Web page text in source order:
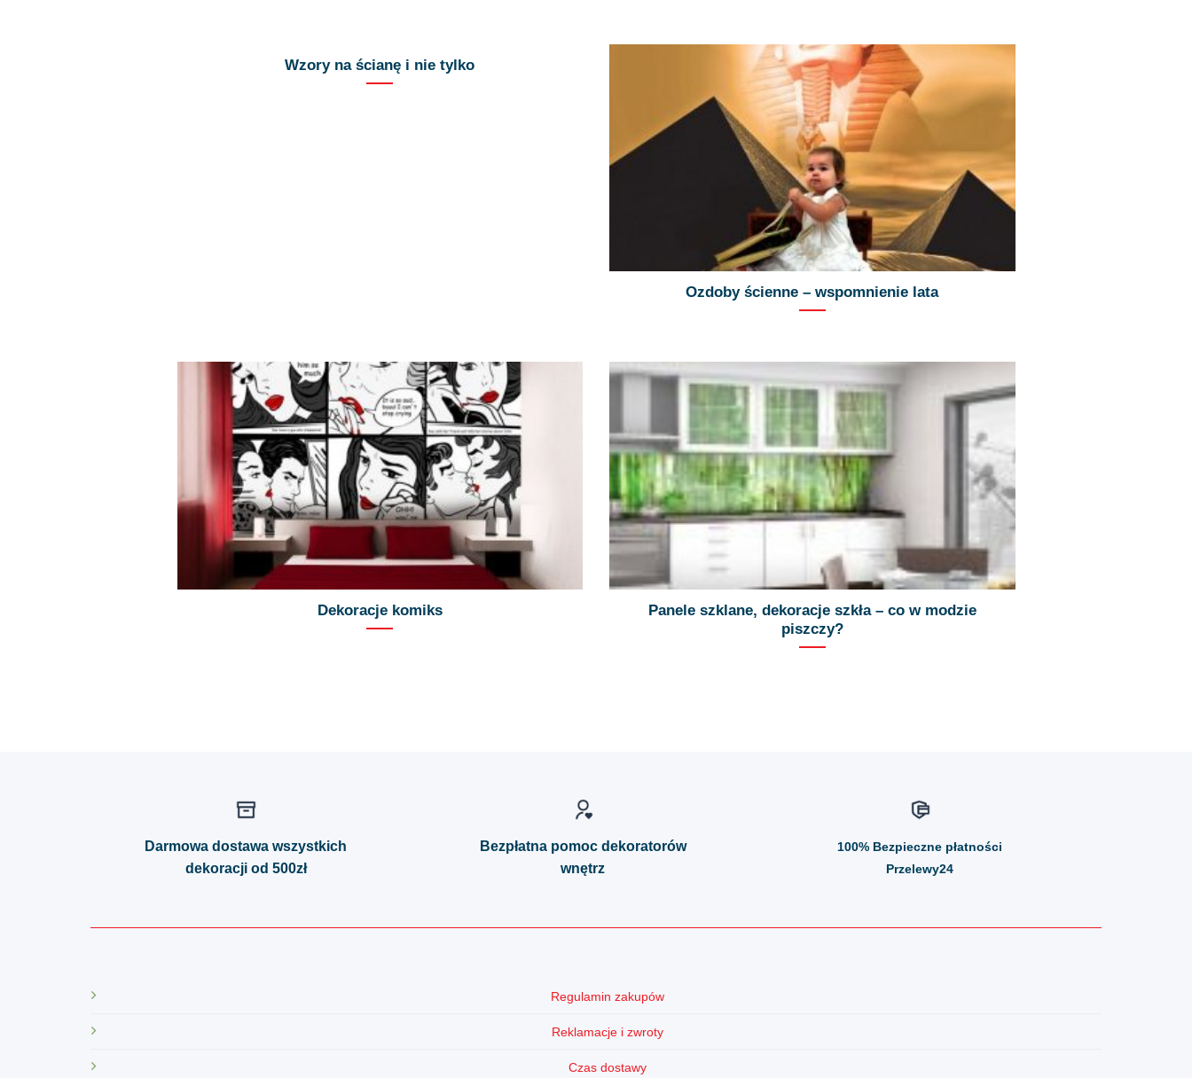
Wzory na ścianę i nie tylko
Ozdoby ścienne – wspomnienie lata
Dekoracje komiks
Panele szklane, dekoracje szkła – co w modzie
piszczy?
Darmowa dostawa wszystkich
dekoracji od 500zł
Bezpłatna pomoc dekoratorów
wnętrz
100% Bezpieczne płatności
Przelewy24
Regulamin zakupów
Reklamacje i zwroty
Czas dostawy